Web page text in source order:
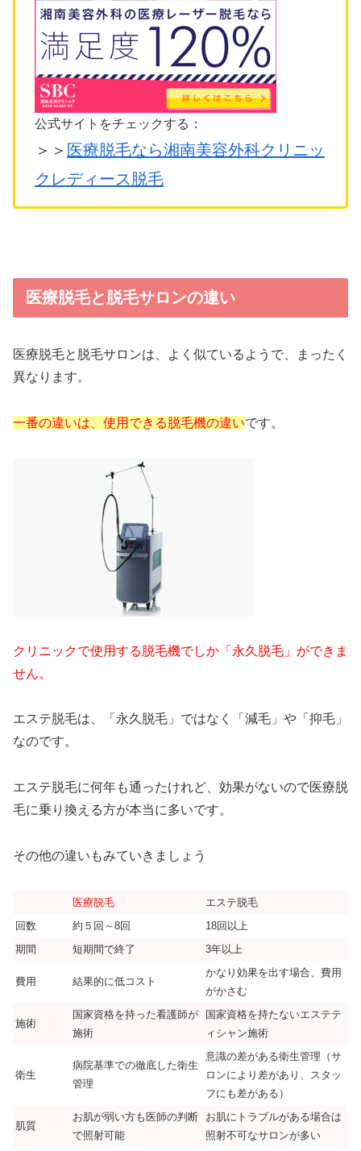
公式サイトをチェックする：
＞＞ 医療脱毛なら湘南美容外科クリニッ
クレディース脱毛
医療脱毛と脱毛サロンの違い
医療脱毛と脱毛サロンは、よく似ているようで、まったく
異なります。
一番の違いは、使用できる脱毛機の違いです。
クリニックで使用する脱毛機でしか「永久脱毛」ができま
せん。
エステ脱毛は、「永久脱毛」ではなく「減毛」や「抑毛」
なのです。
エステ脱毛に何年も通ったけれど、効果がないので医療脱
毛に乗り換える方が本当に多いです。
その他の違いもみていきましょう
医療脱毛
エステ脱毛
回数
約５回～8回
18回以上
期間
短期間で終了 3年以上
費用 結果的に低コスト
かなり効果を出す場合、費用
がかさむ
施術
国家資格を持った看護師が
施術
国家資格を持たないエステテ
ィシャン施術
衛生
病院基準での徹底した衛生
管理
意識の差がある衛生管理（サ
ロンにより差があり、スタッ
フにも差がある）
肌質
お肌が弱い方も医師の判断
で照射可能
お肌にトラブルがある場合は
照射不可なサロンが多い